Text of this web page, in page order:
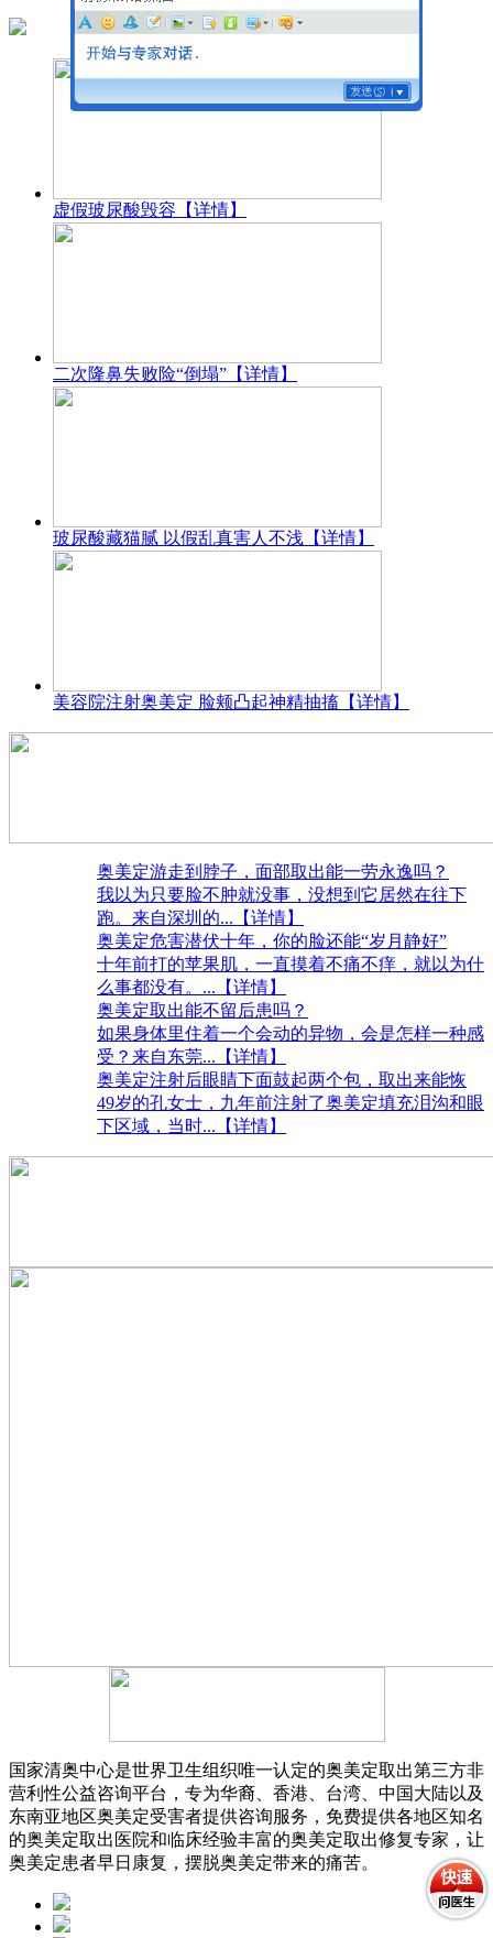
虚假玻尿酸毁容 【详情】
二次隆鼻失败险“倒塌” 【详情】
玻尿酸藏猫腻 以假乱真害人不浅 【详情】
美容院注射奥美定 脸颊凸起神精抽搐 【详情】
奥美定游走到脖子，面部取出能一劳永逸吗？
我以为只要脸不肿就没事，没想到它居然在往下
跑。来自深圳的...【详情】
奥美定危害潜伏十年，你的脸还能“岁月静好”
十年前打的苹果肌，一直摸着不痛不痒，就以为什
么事都没有。 ...【详情】
奥美定取出能不留后患吗？
如果身体里住着一个会动的异物，会是怎样一种感
受？来自东莞...【详情】
奥美定注射后眼睛下面鼓起两个包，取出来能恢
49岁的孔女士，九年前注射了奥美定填充泪沟和眼
下区域，当时...【详情】
国家清奥中心是世界卫生组织唯一认定的奥美定取出第三方非
营利性公益咨询平台，专为华裔、香港、台湾、中国大陆以及
东南亚地区奥美定受害者提供咨询服务，免费提供各地区知名
的奥美定取出医院和临床经验丰富的奥美定取出修复专家，让
奥美定患者早日康复，摆脱奥美定带来的痛苦。